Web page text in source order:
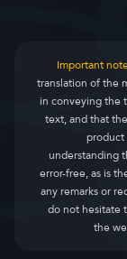
Important
translation of the
in conveying the
text, and that
product
understanding
error-free, as is
any remarks or
do not hesitate
the